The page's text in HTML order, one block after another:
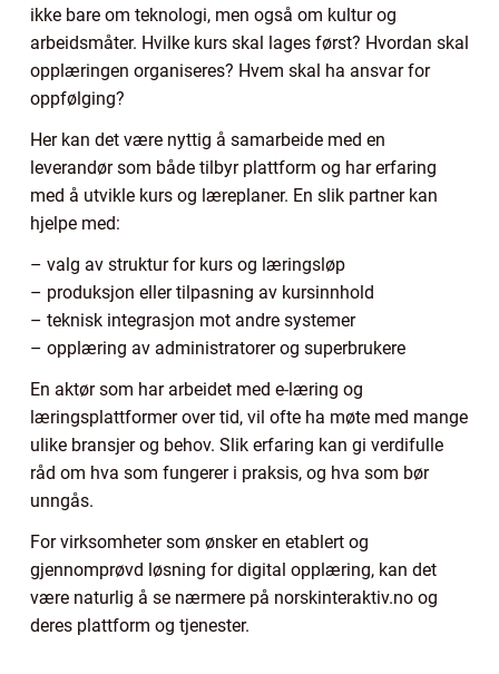
ikke bare om teknologi, men også om kultur og
arbeidsmåter. Hvilke kurs skal lages først? Hvordan skal
opplæringen organiseres? Hvem skal ha ansvar for
oppfølging?
Her kan det være nyttig å samarbeide med en
leverandør som både tilbyr plattform og har erfaring
med å utvikle kurs og læreplaner. En slik partner kan
hjelpe med:
– valg av struktur for kurs og læringsløp
– produksjon eller tilpasning av kursinnhold
– teknisk integrasjon mot andre systemer
– opplæring av administratorer og superbrukere
En aktør som har arbeidet med e-læring og
læringsplattformer over tid, vil ofte ha møte med mange
ulike bransjer og behov. Slik erfaring kan gi verdifulle
råd om hva som fungerer i praksis, og hva som bør
unngås.
For virksomheter som ønsker en etablert og
gjennomprøvd løsning for digital opplæring, kan det
være naturlig å se nærmere på norskinteraktiv.no og
deres plattform og tjenester.